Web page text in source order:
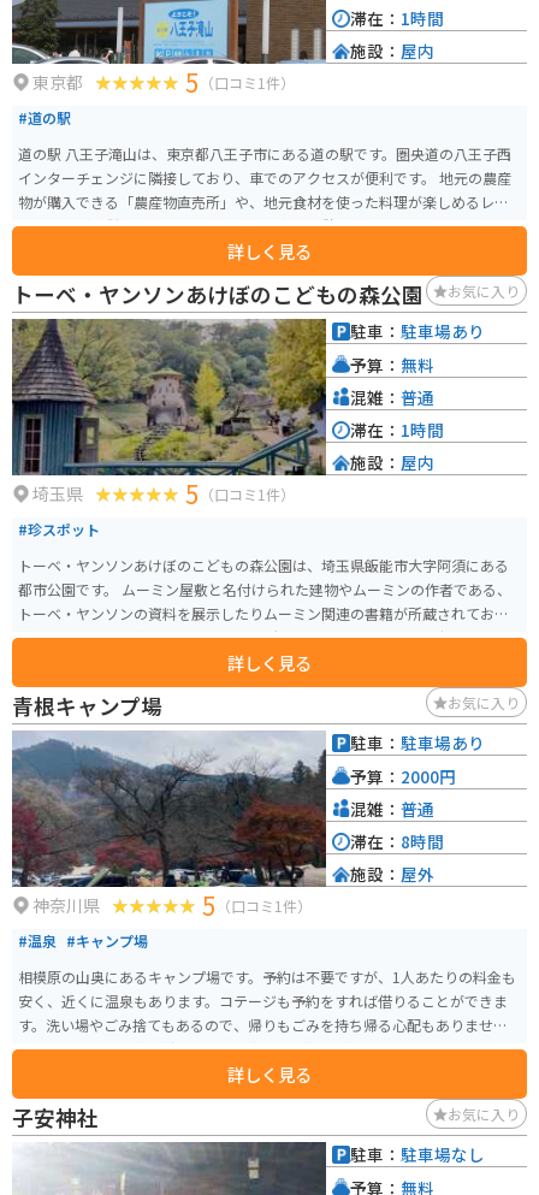
東京都 5 （口コミ1件）
#道の駅
道の駅 八王子滝山は、東京都八王子市にある道の駅です。圏央道の八王子西
インターチェンジに隣接しており、車でのアクセスが便利です。 地元の農産
物が購入できる「農産物直売所」や、地元食材を使った料理が楽しめるレス
トランなどが併設されており、ドライブ中の休憩に最適なスポットです。 特
に、地元八王子産の新鮮な野菜は人気が高く、旬の野菜を目当てに訪れる人
も多くいます。レストランでは、八王子ラーメンや、地元産の野菜を使った
料理などが人気です。 バイクで訪れる場合、駐車場も広く停めやすいので安
心です。ツーリングの休憩場所としてもおすすめです。道の駅のすぐ近くに
は、滝山城跡や、高尾山など、観光スポットも点在しているので、観光拠点
としても活用できます。 八王子滝山を訪れた際には、ぜひ地元産の野菜や、
特産品のお土産を購入してみてください。
詳しく見る
滞在： 1時間
施設： 屋内
トーベ・ヤンソンあけぼのこどもの森公園 お気に入り
埼玉県 5 （口コミ1件）
#珍スポット
トーベ・ヤンソンあけぼのこどもの森公園は、埼玉県飯能市大字阿須にある
都市公園です。 ムーミン屋敷と名付けられた建物やムーミンの作者である、
トーベ・ヤンソンの資料を展示したりムーミン関連の書籍が所蔵されてお
り、ムーミンの世界を再現している場所でもあります。 ムーミン好きなら必
詳しく見る
駐車： 駐車場あり
予算： 無料
混雑： 普通
滞在： 1時間
施設： 屋内
青根キャンプ場 お気に入り
神奈川県 5 （口コミ1件）
#温泉 #キャンプ場
相模原の山奥にあるキャンプ場です。予約は不要ですが、1人あたりの料金も
安く、近くに温泉もあります。コテージも予約をすれば借りることができま
す。洗い場やごみ捨てもあるので、帰りもごみを持ち帰る心配もありませ
ん。おすすめの季節は秋です。山の中なので紅葉がきれいです。
詳しく見る
駐車： 駐車場あり
予算： 2000円
混雑： 普通
滞在： 8時間
施設： 屋外
子安神社 お気に入り
駐車： 駐車場なし
予算： 無料